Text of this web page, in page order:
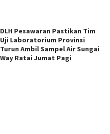
DLH Pesawaran Pastikan Tim
Uji Laboratorium Provinsi
Turun Ambil Sampel Air Sungai
Way Ratai Jumat Pagi